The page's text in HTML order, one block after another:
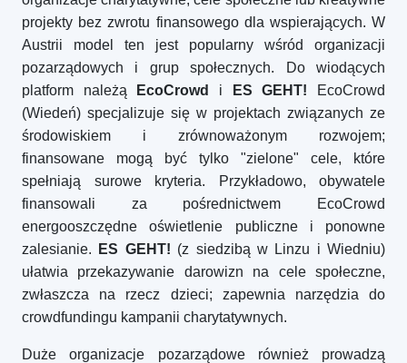
projekty bez zwrotu finansowego dla wspierających. W
Austrii model ten jest popularny wśród organizacji
pozarządowych i grup społecznych. Do wiodących
platform należą
EcoCrowd i ES GEHT! EcoCrowd
(Wiedeń) specjalizuje się w projektach związanych ze
środowiskiem i zrównoważonym rozwojem;
finansowane mogą być tylko "zielone" cele, które
spełniają surowe kryteria. Przykładowo, obywatele
finansowali za pośrednictwem EcoCrowd
energooszczędne oświetlenie publiczne i ponowne
zalesianie.
ES GEHT! (z siedzibą w Linzu i Wiedniu)
ułatwia przekazywanie darowizn na cele społeczne,
zwłaszcza na rzecz dzieci; zapewnia narzędzia do
crowdfundingu kampanii charytatywnych.
Duże organizacje pozarządowe również prowadzą